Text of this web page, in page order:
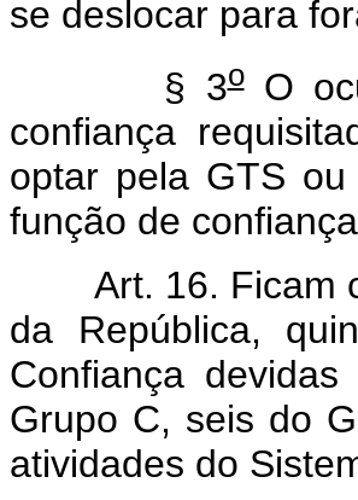
se deslocar para
§ 3oO
confiança
optar pela GTS
função de
Art. 16. Ficam
da República,
Confiança
Grupo C, seis do
atividades do